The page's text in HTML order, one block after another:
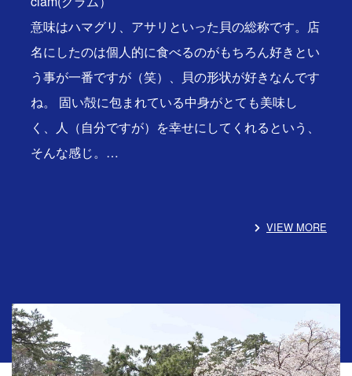
意味はハマグリ、アサリといった貝の総称です。店
名にしたのは個人的に食べるのがもちろん好きとい
う事が一番ですが（笑）、貝の形状が好きなんです
ね。 固い殻に包まれている中身がとても美味し
く、人（自分ですが）を幸せにしてくれるという、
そんな感じ。…
VIEW MORE